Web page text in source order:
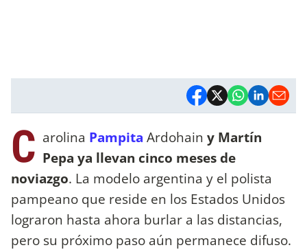
C arolina Pampita Ardohain y Martín
Pepa ya llevan cinco meses de
noviazgo. La modelo argentina y el polista
pampeano que reside en los Estados Unidos
lograron hasta ahora burlar a las distancias,
pero su próximo paso aún permanece difuso.